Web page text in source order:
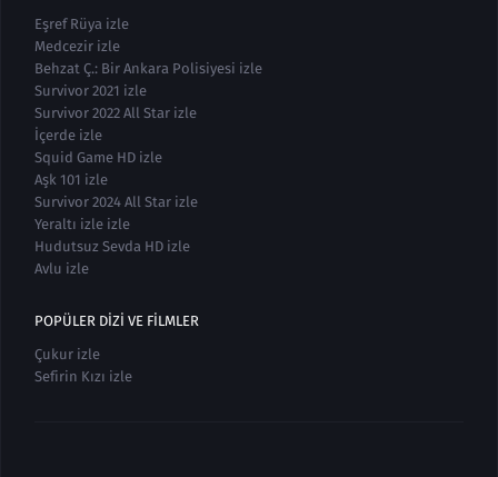
Eşref Rüya izle
Medcezir izle
Behzat Ç.: Bir Ankara Polisiyesi izle
Survivor 2021 izle
Survivor 2022 All Star izle
İçerde izle
Squid Game HD izle
Aşk 101 izle
Survivor 2024 All Star izle
Yeraltı izle izle
Hudutsuz Sevda HD izle
Avlu izle
POPÜLER DIZI VE FILMLER
Çukur izle
Sefirin Kızı izle